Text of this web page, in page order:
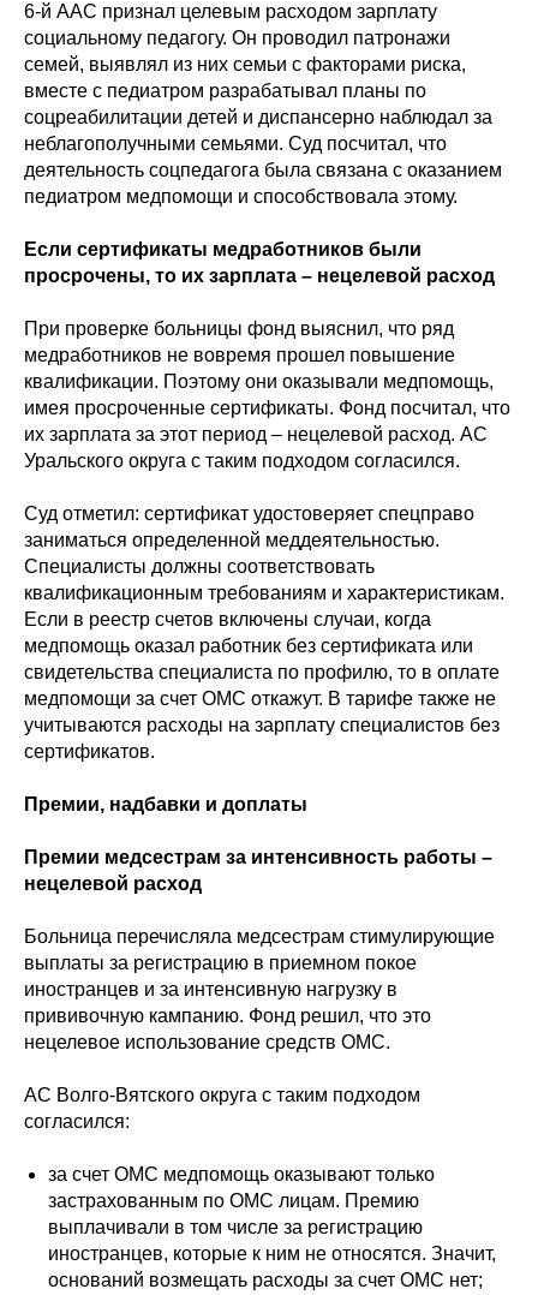
6-й ААС признал целевым расходом зарплату
социальному педагогу. Он проводил патронажи
семей, выявлял из них семьи с факторами риска,
вместе с педиатром разрабатывал планы по
соцреабилитации детей и диспансерно наблюдал за
неблагополучными семьями. Суд посчитал, что
деятельность соцпедагога была связана с оказанием
педиатром медпомощи и способствовала этому.
Если сертификаты медработников были
просрочены, то их зарплата – нецелевой расход
При проверке больницы фонд выяснил, что ряд
медработников не вовремя прошел повышение
квалификации. Поэтому они оказывали медпомощь,
имея просроченные сертификаты. Фонд посчитал, что
их зарплата за этот период – нецелевой расход. АС
Уральского округа с таким подходом согласился.
Суд отметил: сертификат удостоверяет спецправо
заниматься определенной меддеятельностью.
Специалисты должны соответствовать
квалификационным требованиям и характеристикам.
Если в реестр счетов включены случаи, когда
медпомощь оказал работник без сертификата или
свидетельства специалиста по профилю, то в оплате
медпомощи за счет ОМС откажут. В тарифе также не
учитываются расходы на зарплату специалистов без
сертификатов.
Премии, надбавки и доплаты
Премии медсестрам за интенсивность работы –
нецелевой расход
Больница перечисляла медсестрам стимулирующие
выплаты за регистрацию в приемном покое
иностранцев и за интенсивную нагрузку в
прививочную кампанию. Фонд решил, что это
нецелевое использование средств ОМС.
АС Волго-Вятского округа с таким подходом
согласился:
за счет ОМС медпомощь оказывают только
застрахованным по ОМС лицам. Премию
выплачивали в том числе за регистрацию
иностранцев, которые к ним не относятся. Значит,
оснований возмещать расходы за счет ОМС нет;